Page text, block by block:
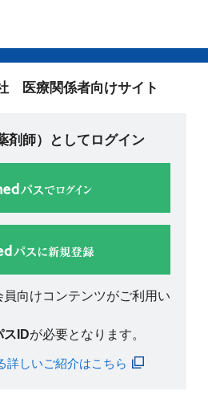
医療関係者向けサイト
剤師）としてログイン
向けコンテンツがご利用い
スIDが必要となります。
詳しいご紹介はこちら